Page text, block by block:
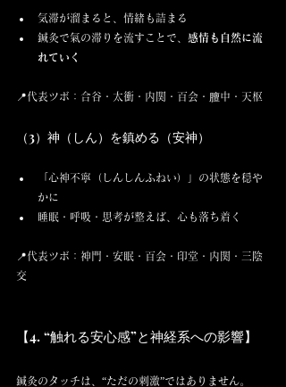
気滞が溜まると、情緒も詰まる
鍼灸で氣の滞りを流すことで、 感情も自然に流
れていく
📍代表ツボ：合谷・太衝・内関・百会・膻中・天枢
（3）神（しん）を鎮める（安神）
「心神不寧（しんしんふねい）」の状態を穏や
かに
睡眠・呼吸・思考が整えば、心も落ち着く
📍代表ツボ：神門・安眠・百会・印堂・内関・三陰
交
【4. “触れる安心感”と神経系への影響】
鍼灸のタッチは、“ただの刺激”ではありません。